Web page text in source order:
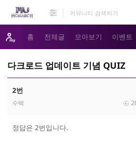
홈 전체글 모아보기 이벤트
다크로드 업데이트 기념 QUIZ
2번
수벅
정답은 2번입니다.